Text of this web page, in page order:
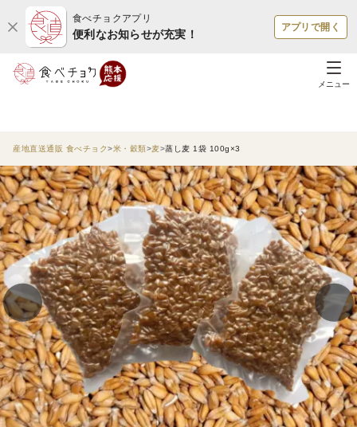
食べチョクアプリ
便利なお知らせが充実！
アプリで開く
メニュー
産地直送通販 食べチョク 米・穀類 麦 蒸し麦 1袋 100g×3